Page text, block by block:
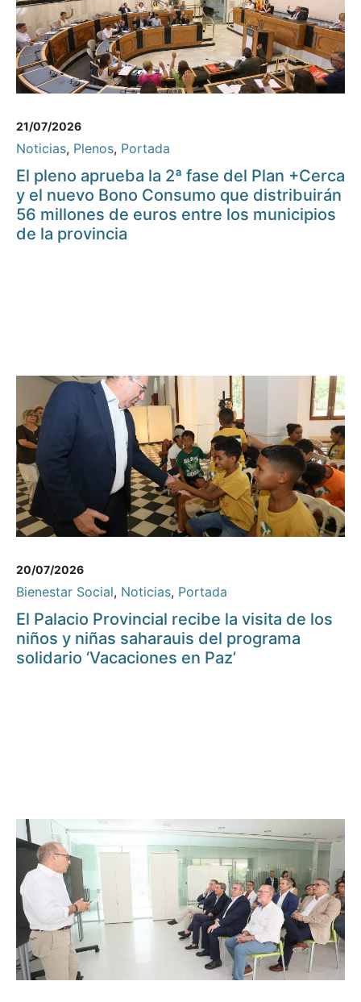
21/07/2026
Noticias, Plenos, Portada
El pleno aprueba la 2ª fase del Plan +Cerca
y el nuevo Bono Consumo que distribuirán
56 millones de euros entre los municipios
de la provincia
20/07/2026
Bienestar Social, Noticias, Portada
El Palacio Provincial recibe la visita de los
niños y niñas saharauis del programa
solidario ‘Vacaciones en Paz’